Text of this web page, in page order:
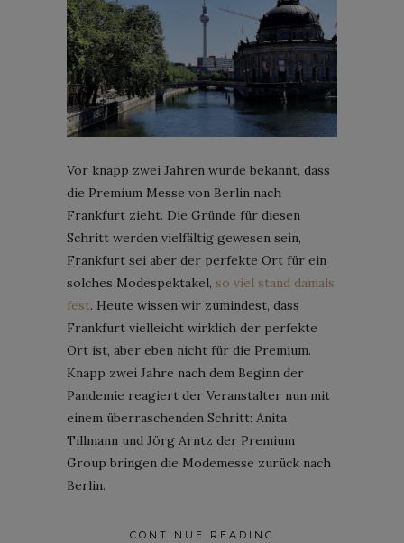
Vor knapp zwei Jahren wurde bekannt, dass
die Premium Messe von Berlin nach
Frankfurt zieht. Die Gründe für diesen
Schritt werden vielfältig gewesen sein,
Frankfurt sei aber der perfekte Ort für ein
solches Modespektakel, so viel stand damals
fest. Heute wissen wir zumindest, dass
Frankfurt vielleicht wirklich der perfekte
Ort ist, aber eben nicht für die Premium.
Knapp zwei Jahre nach dem Beginn der
Pandemie reagiert der Veranstalter nun mit
einem überraschenden Schritt: Anita
Tillmann und Jörg Arntz der Premium
Group bringen die Modemesse zurück nach
Berlin.
CONTINUE READING